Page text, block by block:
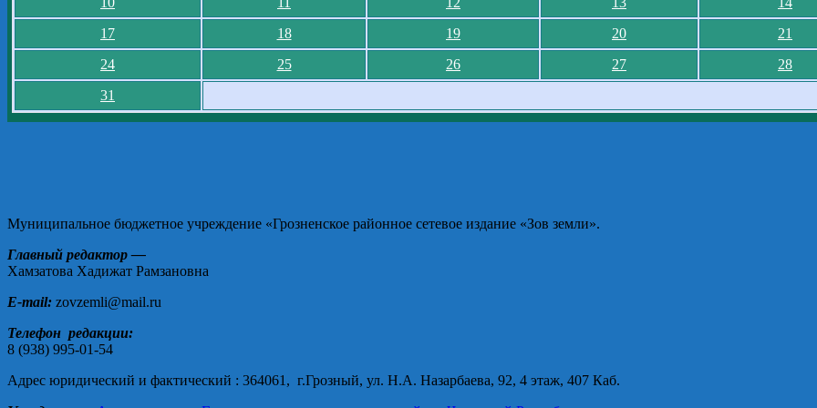
17
18 19 20 21
24
25 26 27 28
31
Муниципальное бюджетное учреждение «Грозненское районное сетевое издание «Зов земли».
Главный редактор —
Хамзатова Хадижат Рамзановна
E-mail: zovzemli@mail.ru
Телефон редакции:
8 (938) 995-01-54
Адрес юридический и фактический : 364061, г.Грозный, ул. Н.А. Назарбаева, 92, 4 этаж, 407 Каб.